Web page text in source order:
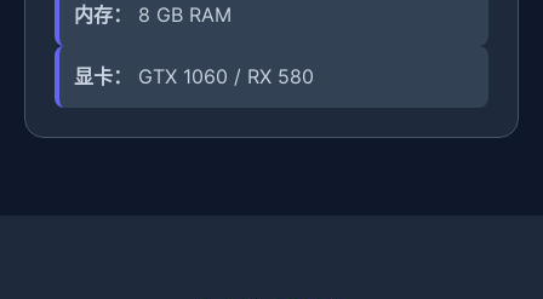
内存： 8 GB RAM
显卡： GTX 1060 / RX 580